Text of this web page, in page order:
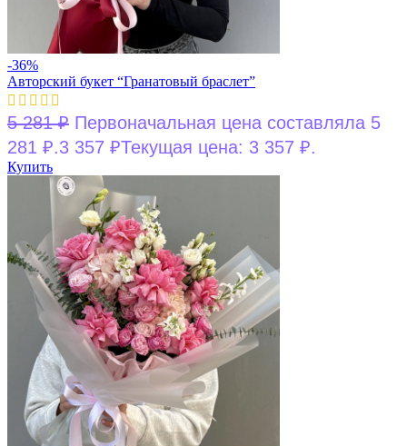
-36%
Авторский букет “Гранатовый браслет”
5 281₽ Первоначальная цена составляла 5
281 ₽.3 357 ₽Текущая цена: 3 357 ₽.
Купить